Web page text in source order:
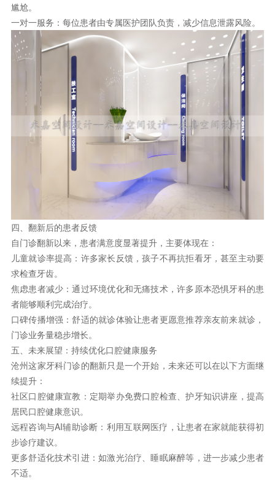
尴尬。
一对一服务：每位患者由专属医护团队负责，减少信息泄露风险。
四、翻新后的患者反馈
自门诊翻新以来，患者满意度显著提升，主要体现在：
儿童就诊率提高：许多家长反馈，孩子不再抗拒看牙，甚至主动要
求检查牙齿。
焦虑患者减少：通过环境优化和无痛技术，许多原本恐惧牙科的患
者能够顺利完成治疗。
口碑传播增强：舒适的就诊体验让患者更愿意推荐亲友前来就诊，
门诊业务量稳步增长。
五、未来展望：持续优化口腔健康服务
沧州这家牙科门诊的翻新只是一个开始，未来还可以在以下方面继
续提升：
社区口腔健康宣教：定期举办免费口腔检查、护牙知识讲座，提高
居民口腔健康意识。
远程咨询与AI辅助诊断：利用互联网医疗，让患者在家就能获得初
步诊疗建议。
更多舒适化技术引进：如激光治疗、睡眠麻醉等，进一步减少患者
不适。